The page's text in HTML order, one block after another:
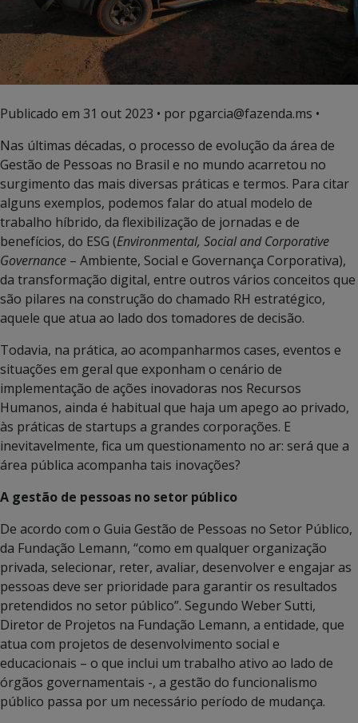
Publicado em 31 out 2023 • por pgarcia@fazenda.ms •
Nas últimas décadas, o processo de evolução da área de
Gestão de Pessoas no Brasil e no mundo acarretou no
surgimento das mais diversas práticas e termos. Para citar
alguns exemplos, podemos falar do atual modelo de
trabalho híbrido, da flexibilização de jornadas e de
benefícios, do ESG (Environmental, Social and Corporative
Governance – Ambiente, Social e Governança Corporativa),
da transformação digital, entre outros vários conceitos que
são pilares na construção do chamado RH estratégico,
aquele que atua ao lado dos tomadores de decisão.
Todavia, na prática, ao acompanharmos cases, eventos e
situações em geral que exponham o cenário de
implementação de ações inovadoras nos Recursos
Humanos, ainda é habitual que haja um apego ao privado,
às práticas de startups a grandes corporações. E
inevitavelmente, fica um questionamento no ar: será que a
área pública acompanha tais inovações?
A gestão de pessoas no setor público
De acordo com o Guia Gestão de Pessoas no Setor Público,
da Fundação Lemann, “como em qualquer organização
privada, selecionar, reter, avaliar, desenvolver e engajar as
pessoas deve ser prioridade para garantir os resultados
pretendidos no setor público”. Segundo Weber Sutti,
Diretor de Projetos na Fundação Lemann, a entidade, que
atua com projetos de desenvolvimento social e
educacionais – o que inclui um trabalho ativo ao lado de
órgãos governamentais -, a gestão do funcionalismo
público passa por um necessário período de mudança.